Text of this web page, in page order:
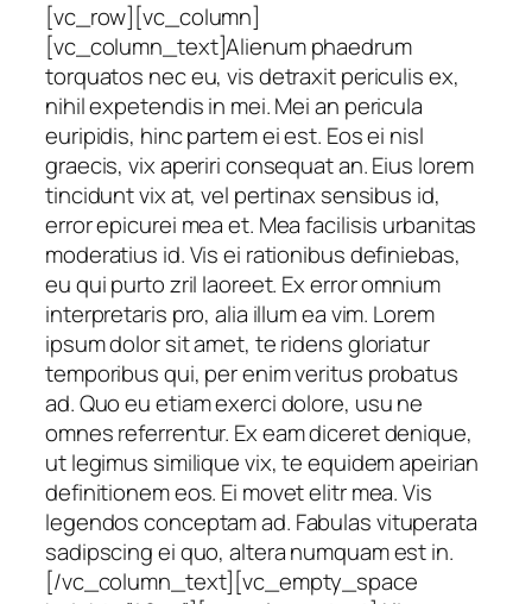
[vc_row][vc_column]
[vc_column_text]Alienum phaedrum
torquatos nec eu, vis detraxit periculis ex,
nihil expetendis in mei. Mei an pericula
euripidis, hinc partem ei est. Eos ei nisl
graecis, vix aperiri consequat an. Eius lorem
tincidunt vix at, vel pertinax sensibus id,
error epicurei mea et. Mea facilisis urbanitas
moderatius id. Vis ei rationibus definiebas,
eu qui purto zril laoreet. Ex error omnium
interpretaris pro, alia illum ea vim. Lorem
ipsum dolor sit amet, te ridens gloriatur
temporibus qui, per enim veritus probatus
ad. Quo eu etiam exerci dolore, usu ne
omnes referrentur. Ex eam diceret denique,
ut legimus similique vix, te equidem apeirian
definitionem eos. Ei movet elitr mea. Vis
legendos conceptam ad. Fabulas vituperata
sadipscing ei quo, altera numquam est in.
[/vc_column_text][vc_empty_space